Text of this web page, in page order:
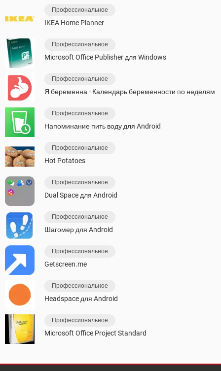
Профессиональное
IKEA Home Planner
Профессиональное
Microsoft Office Publisher для Windows
Профессиональное
Я беременна - Календарь беременности по неделям
Профессиональное
Напоминание пить воду для Android
Профессиональное
Hot Potatoes
Профессиональное
Dual Space для Android
Профессиональное
Шагомер для Android
Профессиональное
Getscreen.me
Профессиональное
Headspace для Android
Профессиональное
Microsoft Office Project Standard